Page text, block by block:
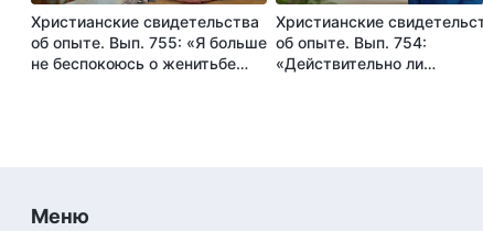
Христианские свидетельства
об опыте. Вып. 755: «Я больше
не беспокоюсь о женитьбе
Христианские
об опыте. Вып. 754:
«Действительно ли
Меню